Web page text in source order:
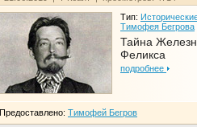
Тип:
Тимофея Бегрова
Тайна
Феликса
подробнее
Предоставлено: Тимофей Бегров